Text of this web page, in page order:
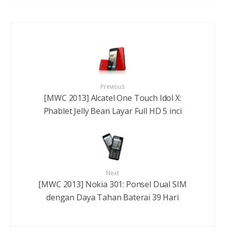
Previous
[MWC 2013] Alcatel One Touch Idol X:
Phablet Jelly Bean Layar Full HD 5 inci
Next
[MWC 2013] Nokia 301: Ponsel Dual SIM
dengan Daya Tahan Baterai 39 Hari